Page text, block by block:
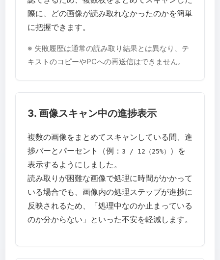
際に、どの画像が読み取れなかったのかを簡単
に把握できます。
※ 失敗履歴は通常の読み取り結果とは異なり、テ
キストのコピーやPCへの再送信はできません。
3. 画像スキャン中の進捗表示
複数の画像をまとめてスキャンしている間、進
捗バーとパーセント（例： 3 / 12（25%）
）を
表示するようにしました。
読み取りが困難な画像で処理に時間がかかって
いる場合でも、画像内の処理ステップが進捗に
反映されるため、「処理中なのか止まっている
のか分からない」といった不安を軽減します。